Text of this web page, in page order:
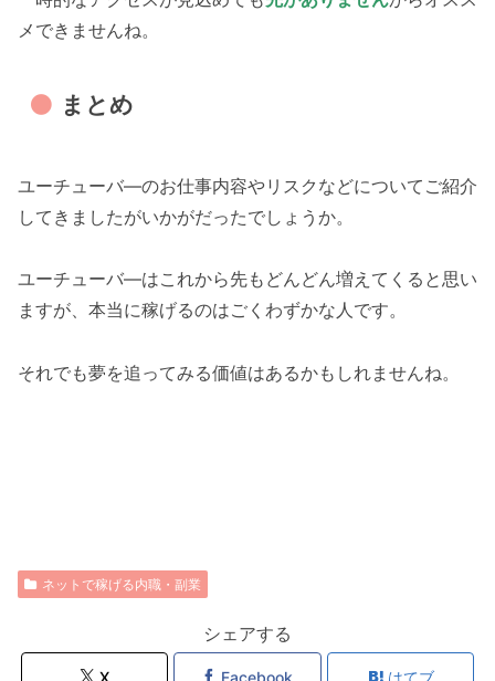
メできませんね。
まとめ
ユーチューバ―のお仕事内容やリスクなどについてご紹介
してきましたがいかがだったでしょうか。
ユーチューバ―はこれから先もどんどん増えてくると思い
ますが、本当に稼げるのはごくわずかな人です。
それでも夢を追ってみる価値はあるかもしれませんね。
ネットで稼げる内職・副業
シェアする
X Facebook はてブ